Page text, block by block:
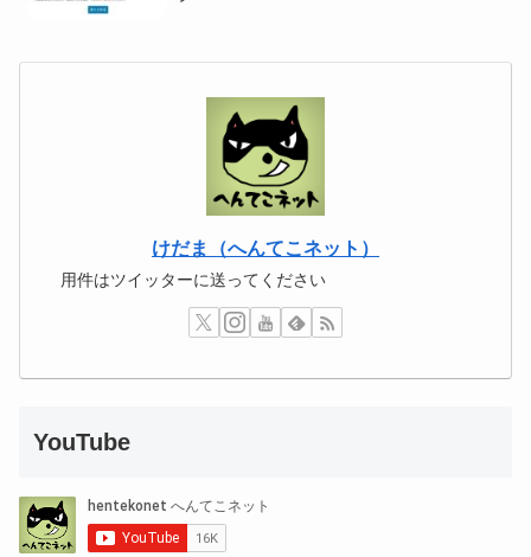
けだま（へんてこネット）
用件はツイッターに送ってください
YouTube